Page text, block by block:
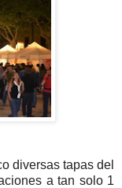
diversas tapas del
a tan solo 1